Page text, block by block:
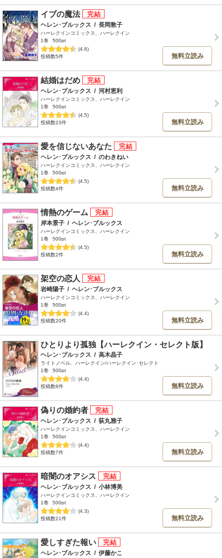
イブの魔法
ヘレン･ブルックス / 長岡敦子
ハーレクインコミックス、ハーレクイン
1巻
500pt
(4.6)
投稿数5件
無料立読み
結婚はだめ
ヘレン･ブルックス / 河村恵利
ハーレクインコミックス、ハーレクイン
1巻
500pt
(4.5)
投稿数23件
無料立読み
愛を信じないあなた
ヘレン･ブルックス / のわきねい
ハーレクインコミックス、ハーレクイン
1巻
500pt
(4.5)
投稿数4件
無料立読み
情熱のゲーム
岸本景子 / ヘレン･ブルックス
ハーレクインコミックス、ハーレクイン
1巻
500pt
(4.5)
投稿数2件
無料立読み
架空の恋人
岩崎陽子 / ヘレン･ブルックス
ハーレクインコミックス、ハーレクイン
1巻
500pt
(4.4)
投稿数20件
無料立読み
ひとりより孤独【ハーレクイン・セレクト版】
ヘレン･ブルックス / 高木晶子
ライトノベル、ハーレクイン/ハーレクイン･セレクト
1巻
500pt
(4.4)
投稿数8件
無料立読み
偽りの婚約者
ヘレン･ブルックス / 荻丸雅子
ハーレクインコミックス、ハーレクイン
1巻
500pt
(4.4)
投稿数7件
無料立読み
暗闇のオアシス
ヘレン･ブルックス / 小林博美
ハーレクインコミックス、ハーレクイン
1巻
500pt
(4.3)
投稿数21件
無料立読み
愛しすぎた報い
ヘレン･ブルックス / 伊藤かこ